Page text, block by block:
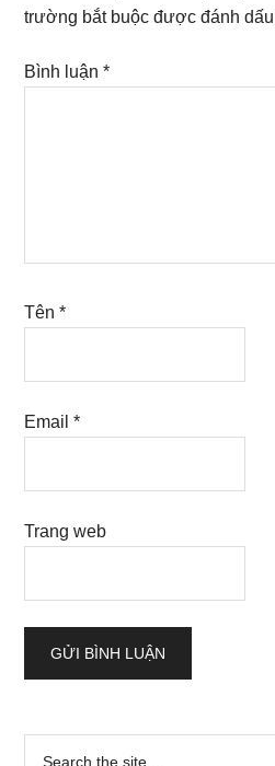
trường bắt buộc được đánh
Bình luận*
Tên*
Email*
Trang web
Sidebar